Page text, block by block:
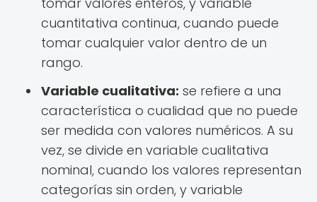
cuantitativa continua, cuando puede
tomar cualquier valor dentro de un
rango.
Variable cualitativa: se refiere a una
característica o cualidad que no puede
ser medida con valores numéricos. A su
vez, se divide en variable cualitativa
nominal, cuando los valores representan
categorías sin orden, y variable